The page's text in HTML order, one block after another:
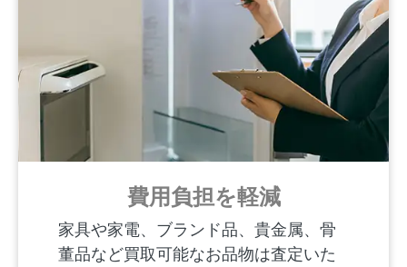
費用負担を軽減
家具や家電、ブランド品、貴金属、骨
董品など買取可能なお品物は査定いた